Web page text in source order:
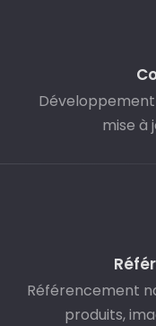
Développement
mise à
Référencement
produits,